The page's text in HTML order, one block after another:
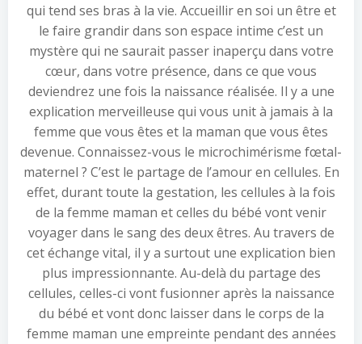
qui tend ses bras à la vie. Accueillir en soi un être et
le faire grandir dans son espace intime c’est un
mystère qui ne saurait passer inaperçu dans votre
cœur, dans votre présence, dans ce que vous
deviendrez une fois la naissance réalisée. Il y a une
explication merveilleuse qui vous unit à jamais à la
femme que vous êtes et la maman que vous êtes
devenue. Connaissez-vous le microchimérisme fœtal-
maternel ? C’est le partage de l’amour en cellules. En
effet, durant toute la gestation, les cellules à la fois
de la femme maman et celles du bébé vont venir
voyager dans le sang des deux êtres. Au travers de
cet échange vital, il y a surtout une explication bien
plus impressionnante. Au-delà du partage des
cellules, celles-ci vont fusionner après la naissance
du bébé et vont donc laisser dans le corps de la
femme maman une empreinte pendant des années